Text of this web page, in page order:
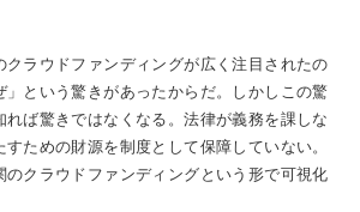
クラウドファンディングが広く注目されたの
」という驚きがあったからだ。しかしこの驚
れば驚きではなくなる。法律が義務を課しな
ための財源を制度として保障していない。
のクラウドファンディングという形で可視化